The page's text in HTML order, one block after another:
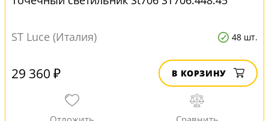
ST Luce (Италия) 48 шт.
29 360 ₽ В КОРЗИНУ